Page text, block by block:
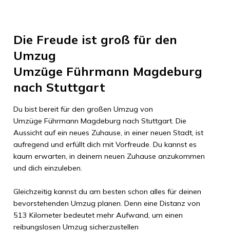
Die Freude ist groß für den
Umzug
Umzüge Führmann Magdeburg
nach Stuttgart
Du bist bereit für den großen Umzug von
Umzüge Führmann Magdeburg nach Stuttgart. Die
Aussicht auf ein neues Zuhause, in einer neuen Stadt, ist
aufregend und erfüllt dich mit Vorfreude. Du kannst es
kaum erwarten, in deinem neuen Zuhause anzukommen
und dich einzuleben.
Gleichzeitig kannst du am besten schon alles für deinen
bevorstehenden Umzug planen. Denn eine Distanz von
513 Kilometerbedeutet mehr Aufwand, um einen
reibungslosen Umzug sicherzustellen